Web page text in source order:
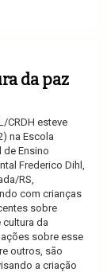
da paz
CRDH esteve
na Escola
de Ensino
Frederico Dihl,
RS,
com crianças
sobre
cultura da
sobre esse
outros, são
a criação